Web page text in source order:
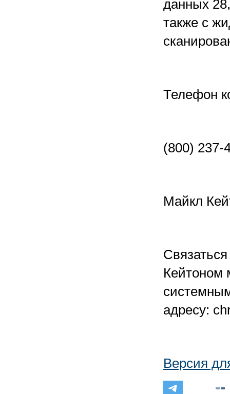
данных
также с
Телефон
(800) 237-
Майкл
Кейтоном
адресу:
Версия